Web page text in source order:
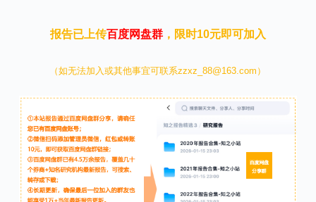
报告已上传百度网盘群，限时10元即可加入
（如无法加入或其他事宜可联系zzxz_88@163.com）